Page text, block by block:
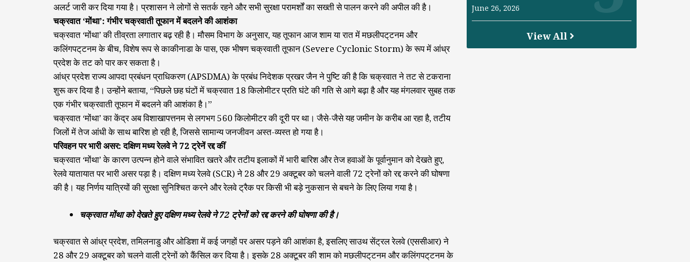
अलर्ट जारी कर दिया गया है। प्रशासन ने लोगों से सतर्क रहने और सभी सुरक्षा परामर्शों का सख्ती से पालन करने की अपील की है।
चक्रवात ‘मोंथा’: गंभीर चक्रवाती तूफान में बदलने की आशंका
चक्रवात ‘मोंथा’ की तीव्रता लगातार बढ़ रही है। मौसम विभाग के अनुसार, यह तूफान आज शाम या रात में मछलीपट्‌टनम और
कलिंगपट्‌टनम के बीच, विशेष रूप से काकीनाडा के पास, एक भीषण चक्रवाती तूफान (Severe Cyclonic Storm) के रूप में आंध्र
प्रदेश के तट को पार कर सकता है।
आंध्र प्रदेश राज्य आपदा प्रबंधन प्राधिकरण (APSDMA) के प्रबंध निदेशक प्रखर जैन ने पुष्टि की है कि चक्रवात ने तट से टकराना
शुरू कर दिया है। उन्होंने बताया, “पिछले छह घंटों में चक्रवात 18 किलोमीटर प्रति घंटे की गति से आगे बढ़ा है और यह मंगलवार सुबह तक
एक गंभीर चक्रवाती तूफान में बदलने की आशंका है।”
चक्रवात ‘मोंथा’ का केंद्र अब विशाखापत्तनम से लगभग 560 किलोमीटर की दूरी पर था। जैसे-जैसे यह जमीन के करीब आ रहा है, तटीय
जिलों में तेज आंधी के साथ बारिश हो रही है, जिससे सामान्य जनजीवन अस्त-व्यस्त हो गया है।
परिवहन पर भारी असर: दक्षिण मध्य रेलवे ने 72 ट्रेनें रद्द कीं
चक्रवात ‘मोंथा’ के कारण उत्पन्न होने वाले संभावित खतरे और तटीय इलाकों में भारी बारिश और तेज हवाओं के पूर्वानुमान को देखते हुए,
रेलवे यातायात पर भारी असर पड़ा है। दक्षिण मध्य रेलवे (SCR) ने 28 और 29 अक्टूबर को चलने वाली 72 ट्रेनों को रद्द करने की घोषणा
की है। यह निर्णय यात्रियों की सुरक्षा सुनिश्चित करने और रेलवे ट्रैक पर किसी भी बड़े नुकसान से बचने के लिए लिया गया है।
चक्रवात मोंथा को देखते हुए दक्षिण मध्य रेलवे ने 72 ट्रेनों को रद्द करने की घोषणा की है।
चक्रवात से आंध्र प्रदेश, तमिलनाडु और ओडिशा में कई जगहों पर असर पड़ने की आशंका है, इसलिए साउथ सेंट्रल रेलवे (एससीआर) ने
28 और 29 अक्टूबर को चलने वाली ट्रेनों को कैंसिल कर दिया है। इसके 28 अक्टूबर की शाम को मछलीपट्‌टनम और कलिंगपट्‌टनम के
June 26, 2026
View All